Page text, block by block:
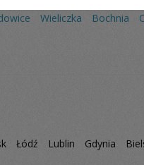
Wieliczka Bochnia
Łódź Lublin Gdynia